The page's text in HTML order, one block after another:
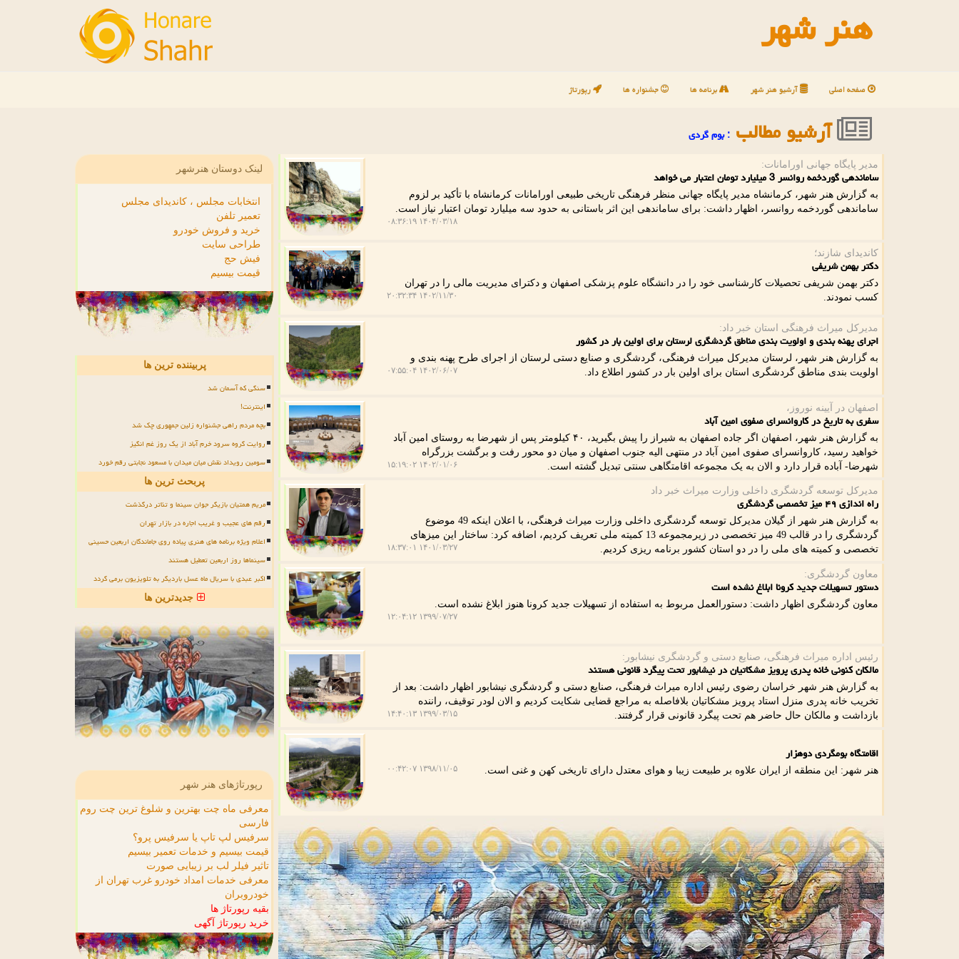
هنر شهر
صفحه اصلی آرشیو هنر شهر برنامه ها جشنواره ها رپورتاژ
آرشیو مطالب : بوم گردی
مدیر پایگاه جهانی اورامانات:
ساماندهی گوردخمه روانسر 3 میلیارد تومان اعتبار می خواهد
به گزارش هنر شهر، کرمانشاه مدیر پایگاه جهانی منظر فرهنگی تاریخی طبیعی اورامانات کرمانشاه با تأکید بر لزوم
ساماندهی گوردخمه روانسر، اظهار داشت: برای ساماندهی این اثر باستانی به حدود سه میلیارد تومان اعتبار نیاز است.
۱۴۰۴/۰۳/۱۸ ۰۸:۳۶:۱۹
کاندیدای شازند؛
دکتر بهمن شریفی
دکتر بهمن شریفی تحصیلات کارشناسی خود را در دانشگاه علوم پزشکی اصفهان و دکترای مدیریت مالی را در تهران
کسب نمودند.
۱۴۰۲/۱۱/۳۰ ۲۰:۳۲:۳۴
مدیركل میراث فرهنگی استان خبر داد:
اجرای پهنه بندی و اولویت بندی مناطق گردشگری لرستان برای اولین بار در کشور
به گزارش هنر شهر، لرستان مدیرکل میراث فرهنگی، گردشگری و صنایع دستی لرستان از اجرای طرح پهنه بندی و
اولویت بندی مناطق گردشگری استان برای اولین بار در کشور اطلاع داد.
۱۴۰۲/۰۶/۰۷ ۰۷:۵۵:۰۴
اصفهان در آیینه نوروز،
سفری به تاریخ در کاروانسرای صفوی امین آباد
به گزارش هنر شهر، اصفهان اگر جاده اصفهان به شیراز را پیش بگیرید، ۴۰ کیلومتر پس از شهرضا به روستای امین آباد
خواهید رسید، کاروانسرای صفوی امین آباد در منتهی الیه جنوب اصفهان و میان دو محور رفت و برگشت بزرگراه
شهرضا- آباده قرار دارد و الان به یک مجموعه اقامتگاهی سنتی تبدیل گشته است.
۱۴۰۲/۰۱/۰۶ ۱۵:۱۹:۰۲
مدیركل توسعه گردشگری داخلی وزارت میراث خبر داد
راه اندازی ۴۹ میز تخصصی گردشگری
به گزارش هنر شهر از گیلان مدیرکل توسعه گردشگری داخلی وزارت میراث فرهنگی، با اعلان اینکه 49 موضوع
گردشگری را در قالب 49 میز تخصصی در زیرمجموعه 13 کمیته ملی تعریف کردیم، اضافه کرد: ساختار این میزهای
تخصصی و کمیته های ملی را در دو استان کشور برنامه ریزی کردیم.
۱۴۰۱/۰۳/۲۷ ۱۸:۳۷:۰۱
معاون گردشگری:
دستور تسهیلات جدید كرونا ابلاغ نشده است
معاون گردشگری اظهار داشت: دستورالعمل مربوط به استفاده از تسهیلات جدید كرونا هنوز ابلاغ نشده است.
۱۳۹۹/۰۷/۲۷ ۱۲:۰۴:۱۲
رئیس اداره میراث فرهنگی، صنایع دستی و گردشگری نیشابور:
مالكان كنونی خانه پدری پرویز مشكاتیان در نیشابور تحت پیگرد قانونی هستند
به گزارش هنر شهر خراسان رضوی رئیس اداره میراث فرهنگی، صنایع دستی و گردشگری نیشابور اظهار داشت: بعد از
تخریب خانه پدری منزل استاد پرویز مشكاتیان بلافاصله به مراجع قضایی شكایت كردیم و الان لودر توقیف، راننده
بازداشت و مالكان حال حاضر هم تحت پیگرد قانونی قرار گرفتند.
۱۳۹۹/۰۳/۱۵ ۱۴:۴۰:۱۳
اقامتگاه بومگردی دوهزار
هنر شهر: این منطقه از ایران علاوه بر طبیعت زیبا و هوای معتدل دارای تاریخی كهن و غنی است. ۱۳۹۸/۱۱/۰۵ ۰۰:۴۲:۰۷
لینک دوستان هنرشهر
انتخابات مجلس ، کاندیدای مجلس
تعمیر تلفن
خرید و فروش خودرو
طراحی سایت
فیش حج
قیمت بیسیم
پربیننده ترین ها
سنگی که آسمان شد
اینترنت!
بچه مردم راهی جشنواره زلین جمهوری چک شد
روایت گروه سرود خرم آباد از یک روز غم انگیز
سومین رویداد نقش میان میدان با مسعود نجابتی رقم خورد
پربحث ترین ها
مریم همتیان بازیگر جوان سینما و تئاتر درگذشت
رقم های عجیب و غریب اجاره در بازار تهران
اعلام ویژه برنامه های هنری پیاده روی جاماندگان اربعین حسینی
سینماها روز اربعین تعطیل هستند
اکبر عبدی با سریال ماه عسل باردیگر به تلویزیون برمی گردد
جدیدترین ها
رپورتاژهای هنر شهر
معرفی ماه چت بهترین و شلوغ ترین چت روم
فارسی
سرفیس لپ تاپ یا سرفیس پرو؟
قیمت بیسیم و خدمات تعمیر بیسیم
تاثیر فیلر لب بر زیبایی صورت
معرفی خدمات امداد خودرو غرب تهران از
خودروبران
بقیه رپورتاژ ها
خرید رپورتاژ آگهی